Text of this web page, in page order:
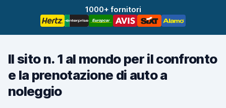
1000+ fornitori
Il sito n. 1 al mondo per il confronto
e la prenotazione di auto a
noleggio